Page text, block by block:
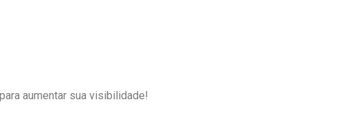
para aumentar sua visibilidade!